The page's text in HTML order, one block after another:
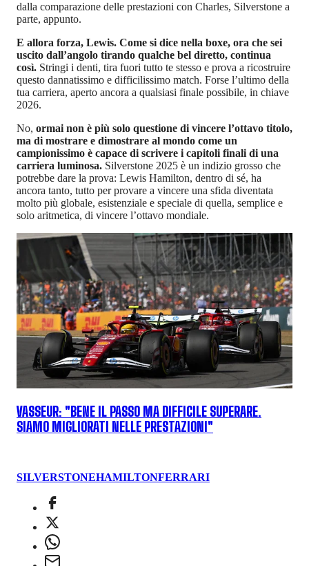
dalla comparazione delle prestazioni con Charles, Silverstone a
parte, appunto.
E allora forza, Lewis. Come si dice nella boxe, ora che sei
uscito dall’angolo tirando qualche bel diretto, continua
così. Stringi i denti, tira fuori tutto te stesso e prova a ricostruire
questo dannatissimo e difficilissimo match. Forse l’ultimo della
tua carriera, aperto ancora a qualsiasi finale possibile, in chiave
2026.
No, ormai non è più solo questione di vincere l’ottavo titolo,
ma di mostrare e dimostrare al mondo come un
campionissimo è capace di scrivere i capitoli finali di una
carriera luminosa. Silverstone 2025 è un indizio grosso che
potrebbe dare la prova: Lewis Hamilton, dentro di sé, ha
ancora tanto, tutto per provare a vincere una sfida diventata
molto più globale, esistenziale e speciale di quella, semplice e
solo aritmetica, di vincere l’ottavo mondiale.
VASSEUR: "BENE IL PASSO MA DIFFICILE SUPERARE.
SIAMO MIGLIORATI NELLE PRESTAZIONI"
SILVERSTONEHAMILTONFERRARI